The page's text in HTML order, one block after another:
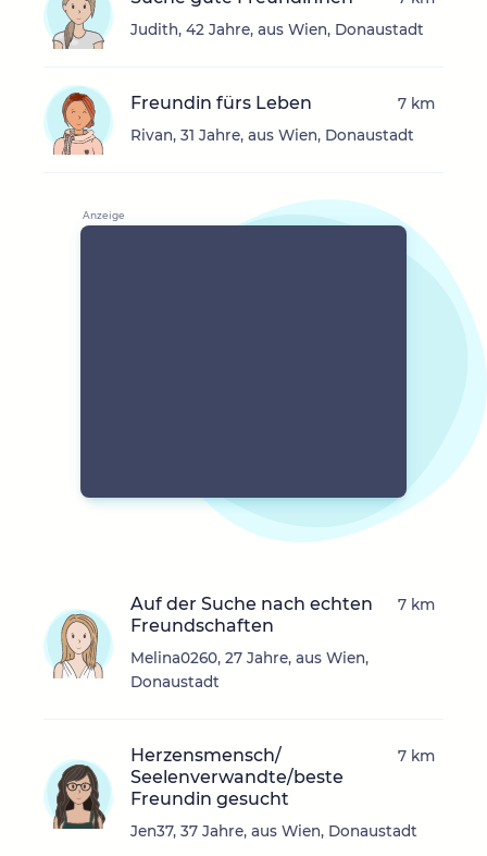
Judith, 42 Jahre, aus Wien, Donaustadt
Freundin fürs Leben
Rivan, 31 Jahre, aus Wien, Donaustadt
7 km
Auf der Suche nach echten
Freundschaften
Melina0260, 27 Jahre, aus Wien,
Donaustadt
7 km
Herzensmensch/
Seelenverwandte/beste
Freundin gesucht
Jen37, 37 Jahre, aus Wien, Donaustadt
7 km